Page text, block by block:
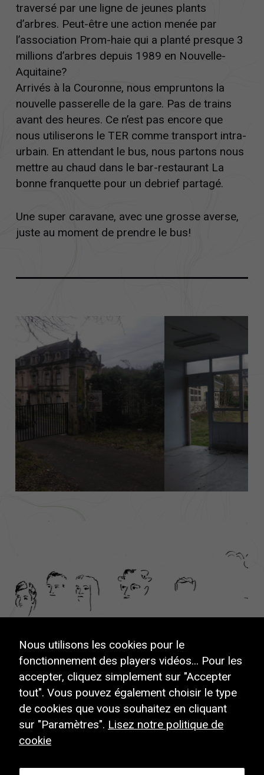
traversé par une ligne de jeunes plants
d’arbres. Peut-être une action menée par
l’association Prom-haie qui a planté presque 3
millions d’arbres depuis 1989 en Nouvelle-
Aquitaine?
Arrivés à la Couronne, nous empruntons la
nouvelle passerelle de la gare. Pas de trains
avant des heures. Ce n’est pas encore que
nous utiliserons le TER comme transport intra-
urbain. En attendant le bus, nous partons nous
mettre au chaud dans le bar-restaurant La
bonne franquette pour un debrief partagé.
Une super caravane, avec une grosse averse,
juste au moment de prendre le bus!
Sentier métropolitain de GrandAngoulême
Nous utilisons les cookies pour le
fonctionnement des players vidéos... Pour les
accepter, cliquez simplement sur "Accepter
tout". Vous pouvez également choisir le type
de cookies que vous souhaitez en cliquant
sur "Paramètres". Lisez notre politique de
cookie